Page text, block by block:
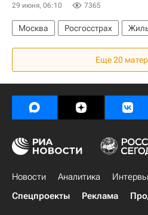
29 июня, 06:10 7365
Москва Росгосстрах
Загородная недвижимость
Еще 20
Новости Аналитика
Спецпроекты
Реклама